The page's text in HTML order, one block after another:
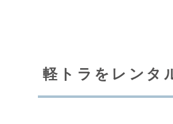
軽トラをレンタ